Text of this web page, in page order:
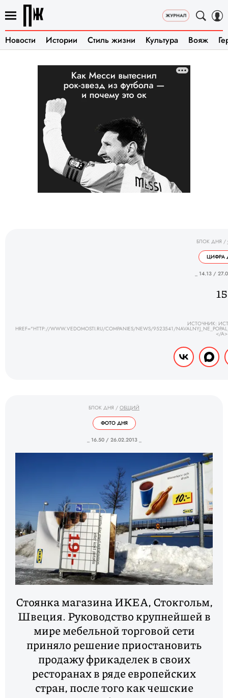
Новости Истории Стиль жизни Культура Вояж
БЛОК ДНЯ /
ЦИФРА
_ 14.13 /
15
ИСТОЧНИК:
HREF="HTTP://WWW.VEDOMOSTI.RU/COMPANIES/NEWS/9523541/
</A>
БЛОК ДНЯ / ОБЩИЙ
ФОТО ДНЯ
_ 16.50 / 26.02.2013 _
Стоянка магазина ИКЕА, Стокгольм,
Швеция. Руководство крупнейшей в
мире мебельной торговой сети
приняло решение приостановить
продажу фрикаделек в своих
ресторанах в ряде европейских
стран, после того как чешские